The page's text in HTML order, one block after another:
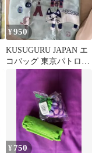
¥950
KUSUGURU JAPAN エ
コバッグ 東京パトロー
ル 猫柄Lサイズ
¥ 750